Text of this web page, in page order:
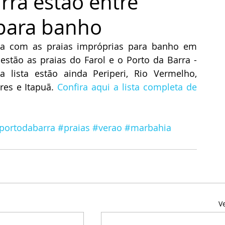
banho
com as praias impróprias para banho em
as praias do Farol e o Porto da Barra -
lista estão ainda Periperi, Rio Vermelho,
e Itapuã. Confira aqui a lista completa de
#praias #verao #marbahia